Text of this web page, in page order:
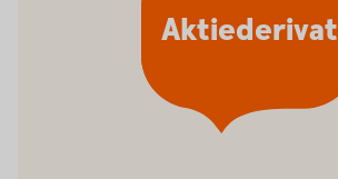
Aktiederivat